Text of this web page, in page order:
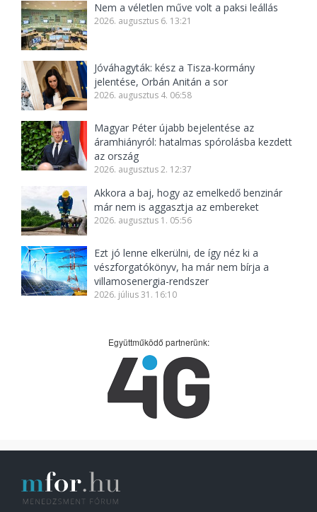
Nem a véletlen műve volt a paksi leállás
2026. augusztus 6. 13:21
Jóváhagyták: kész a Tisza-kormány
jelentése, Orbán Anitán a sor
2026. augusztus 4. 06:58
Magyar Péter újabb bejelentése az
áramhiányról: hatalmas spórolásba kezdett
az ország
2026. augusztus 2. 12:37
Akkora a baj, hogy az emelkedő benzinár
már nem is aggasztja az embereket
2026. augusztus 1. 05:56
Ezt jó lenne elkerülni, de így néz ki a
vészforgatókönyv, ha már nem bírja a
villamosenergia-rendszer
2026. július 31. 16:10
Együttműködő partnerünk: